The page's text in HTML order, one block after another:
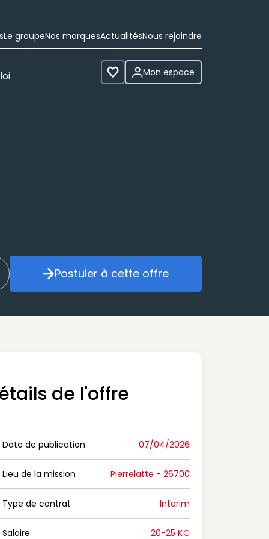
Le groupeNos marquesActualitésNous rejoindre
Voir les favoris
Mon espace
mon alerte Postuler à cette offre
Postuler à cette offre
de l'offre
Date de publication
Date de publication 07/04/2026
Lieu de la mission
Lieu de la mission Pierrelatte - 26700
Type de contrat
Type de contrat Interim
Salaire 20-25 K€